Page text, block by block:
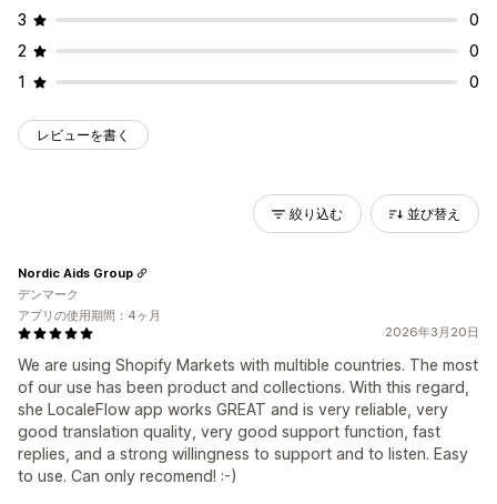
3
0
2
0
1
0
レビューを書く
絞り込む 並び替え
2026年3月20日
We are using Shopify Markets with multible countries. The most
of our use has been product and collections. With this regard,
she LocaleFlow app works GREAT and is very reliable, very
good translation quality, very good support function, fast
replies, and a strong willingness to support and to listen. Easy
to use. Can only recomend! :-)
Nordic Aids Group
デンマーク
アプリの使用期間：4ヶ月